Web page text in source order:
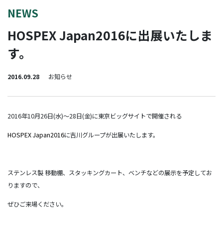
NEWS
HOSPEX Japan2016に出展いたしま
す。
2016.09.28 お知らせ
2016年10月26日(水)～28日(金)に東京ビッグサイトで開催される
HOSPEX Japan2016に吉川グループが出展いたします。
ステンレス製 移動棚、スタッキングカート、ベンチなどの展示を予定してお
りますので、
ぜひご来場ください。